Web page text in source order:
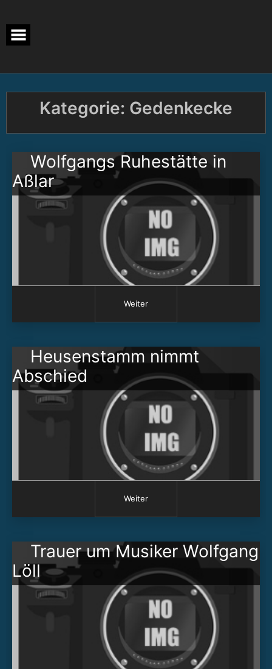
content
Kategorie: Gedenkecke
Wolfgangs Ruhestätte in
Aßlar
Weiter
Heusenstamm nimmt
Abschied
Weiter
Trauer um Musiker Wolfgang
Löll